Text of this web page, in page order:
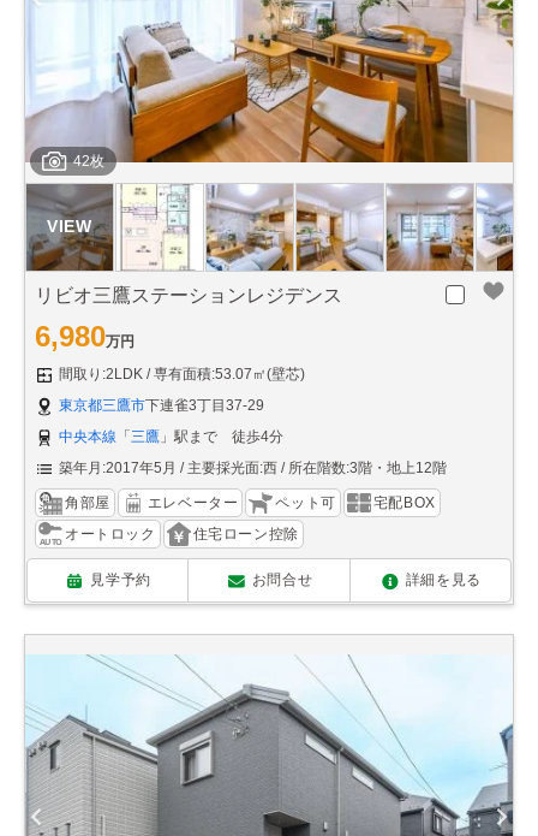
42枚
リビオ三鷹ステーションレジデンス
6,980万円
間取り:2LDK
専有面積:53.07㎡(壁芯)
東京都三鷹市下連雀3丁目37-29
中央本線 「三鷹 」駅まで 徒歩4分
築年月:2017年5月
主要採光面:西 所在階数:3階・地上12階
角部屋 エレベーター ペット可
宅配BOX
オートロック
住宅ローン控除
見学予約 お問合せ 詳細を見る